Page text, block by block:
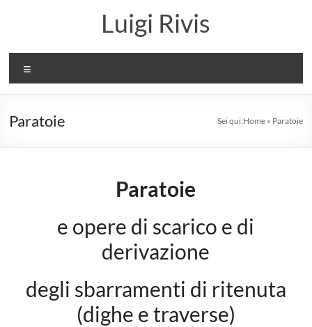
Luigi Rivis
Paratoie Sei qui:Home» Paratoie
Paratoie
e opere di scarico e di
derivazione
degli sbarramenti di ritenuta
(dighe e traverse)